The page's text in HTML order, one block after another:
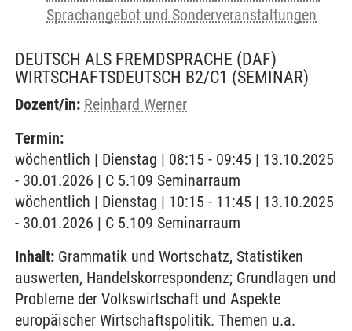
Sprachangebot und Sonderveranstaltungen
DEUTSCH ALS FREMDSPRACHE (DAF)
WIRTSCHAFTSDEUTSCH B2/C1 (SEMINAR)
Dozent/in: Reinhard Werner
Termin:
wöchentlich | Dienstag | 08:15 - 09:45 | 13.10.2025
- 30.01.2026 | C 5.109 Seminarraum
wöchentlich | Dienstag | 10:15 - 11:45 | 13.10.2025
- 30.01.2026 | C 5.109 Seminarraum
Inhalt: Grammatik und Wortschatz, Statistiken
auswerten, Handelskorrespondenz; Grundlagen und
Probleme der Volkswirtschaft und Aspekte
europäischer Wirtschaftspolitik. Themen u.a.